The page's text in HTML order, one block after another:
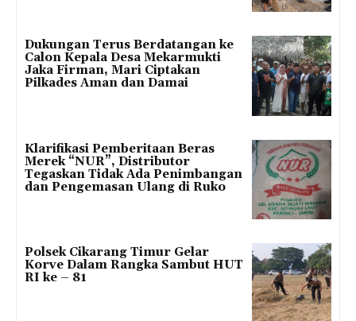
Dukungan Terus Berdatangan ke
Calon Kepala Desa Mekarmukti
Jaka Firman, Mari Ciptakan
Pilkades Aman dan Damai
Klarifikasi Pemberitaan Beras
Merek “NUR”, Distributor
Tegaskan Tidak Ada Penimbangan
dan Pengemasan Ulang di Ruko
Polsek Cikarang Timur Gelar
Korve Dalam Rangka Sambut HUT
RI ke – 81